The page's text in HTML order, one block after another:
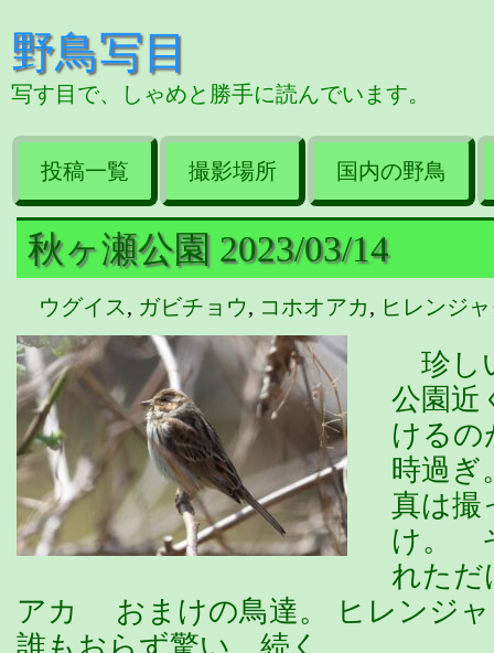
野鳥写目
写す目で、しゃめと勝手に読んでいます。
投稿一覧 撮影場所 国内の野鳥
秋ヶ瀬公園 2023/03/14
ウグイス, ガビチョウ, コホオアカ, ヒレンジ
珍し
公園
けるの
時過
真は撮
け。
れただ
アカ おまけの鳥達。 ヒレンジ
誰もおらず驚い…続く